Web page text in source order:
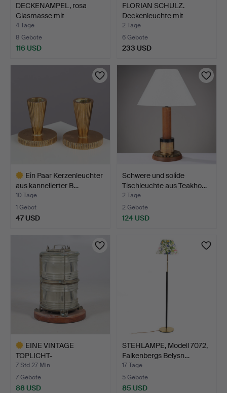
DECKENAMPEL, rosa
Glasmasse mit
Messingmon…
4 Tage
8 Gebote
116 USD
FLORIAN SCHULZ.
Deckenleuchte mit
Gegengew…
2 Tage
6 Gebote
233 USD
Ein Paar Kerzenleuchter
aus kannelierter B…
10 Tage
1 Gebot
47 USD
Schwere und solide
Tischleuchte aus Teakho…
2 Tage
2 Gebote
124 USD
EINE VINTAGE
TOPLICHT-
SCHIFFSLATERNE.
7 Std 27 Min
7 Gebote
88 USD
STEHLAMPE, Modell 7072,
Falkenbergs Belysn…
17 Tage
5 Gebote
85 USD